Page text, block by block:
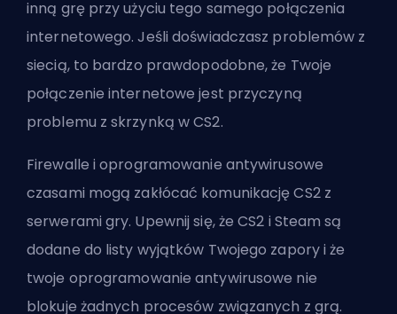
inną grę przy użyciu tego samego połączenia
internetowego. Jeśli doświadczasz problemów z
siecią, to bardzo prawdopodobne, że Twoje
połączenie internetowe jest przyczyną
problemu z skrzynką w CS2.
Firewalle i oprogramowanie antywirusowe
czasami mogą zakłócać komunikację CS2 z
serwerami gry. Upewnij się, że CS2 i Steam są
dodane do listy wyjątków Twojego zapory i że
twoje oprogramowanie antywirusowe nie
blokuje żadnych procesów związanych z grą.